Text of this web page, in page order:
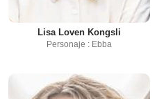
Lisa Loven Kongsli
Personaje : Ebba